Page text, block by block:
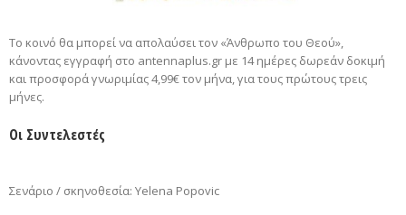
Το κοινό θα μπορεί να απολαύσει τον «Άνθρωπο του Θεού»,
κάνοντας εγγραφή στο antennaplus.gr με 14 ημέρες δωρεάν δοκιμή
και προσφορά γνωριμίας 4,99€ τον μήνα, για τους πρώτους τρεις
μήνες.
Οι Συντελεστές
Σενάριο / σκηνοθεσία: Yelena Popovic